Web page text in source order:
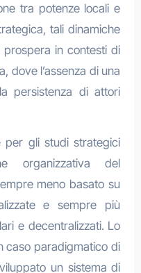
tra potenze locali e
tali dinamiche
in contesti di
dove l’assenza di una
persistenza di attori
per gli studi strategici
organizzativa del
meno basato su
e sempre più
e decentralizzati. Lo
caso paradigmatico di
un sistema di